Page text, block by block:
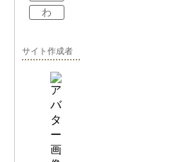
わ
サイト作成者